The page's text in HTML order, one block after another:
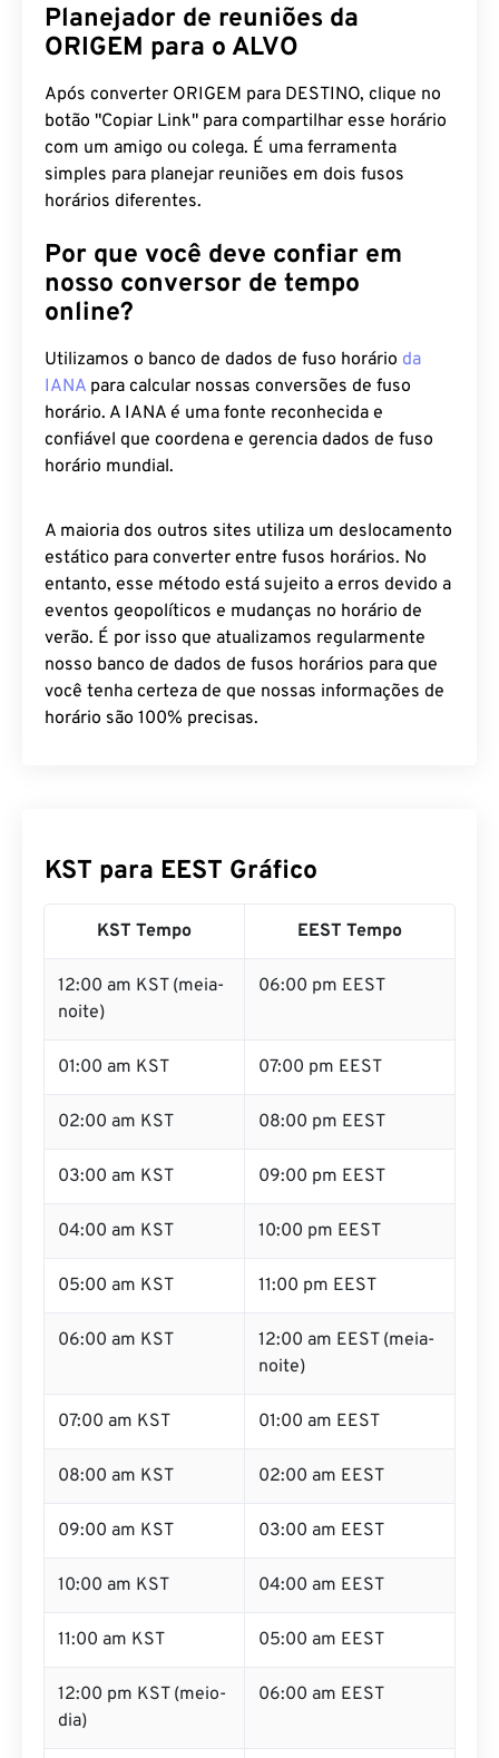
Planejador de reuniões da
ORIGEM para o ALVO
Após converter ORIGEM para DESTINO, clique no
botão "Copiar Link" para compartilhar esse horário
com um amigo ou colega. É uma ferramenta
simples para planejar reuniões em dois fusos
horários diferentes.
Por que você deve confiar em
nosso conversor de tempo
online?
Utilizamos o banco de dados de fuso horário da
IANA para calcular nossas conversões de fuso
horário. A IANA é uma fonte reconhecida e
confiável que coordena e gerencia dados de fuso
horário mundial.
A maioria dos outros sites utiliza um deslocamento
estático para converter entre fusos horários. No
entanto, esse método está sujeito a erros devido a
eventos geopolíticos e mudanças no horário de
verão. É por isso que atualizamos regularmente
nosso banco de dados de fusos horários para que
você tenha certeza de que nossas informações de
horário são 100% precisas.
KST para EEST Gráfico
KST Tempo EEST Tempo
12:00 am KST (meia-
noite)
06:00 pm EEST
01:00 am KST 07:00 pm EEST
02:00 am KST 08:00 pm EEST
03:00 am KST 09:00 pm EEST
04:00 am KST 10:00 pm EEST
05:00 am KST 11:00 pm EEST
06:00 am KST
12:00 am EEST (meia-
noite)
07:00 am KST 01:00 am EEST
08:00 am KST 02:00 am EEST
09:00 am KST 03:00 am EEST
10:00 am KST 04:00 am EEST
11:00 am KST 05:00 am EEST
12:00 pm KST (meio-
dia)
06:00 am EEST